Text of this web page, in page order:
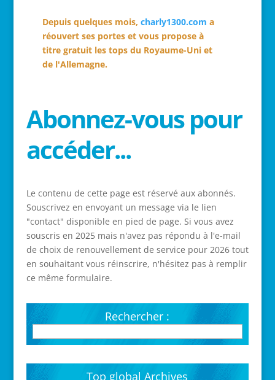
Depuis quelques mois, charly1300.com a
réouvert ses portes et vous propose à
titre gratuit les tops du Royaume-Uni et
de l'Allemagne.
Abonnez-vous pour
accéder...
Le contenu de cette page est réservé aux abonnés.
Souscrivez en envoyant un message via le lien
"contact" disponible en pied de page. Si vous avez
souscris en 2025 mais n'avez pas répondu à l'e-mail
de choix de renouvellement de service pour 2026 tout
en souhaitant vous réinscrire, n'hésitez pas à remplir
ce même formulaire.
Rechercher :
Top global Archives